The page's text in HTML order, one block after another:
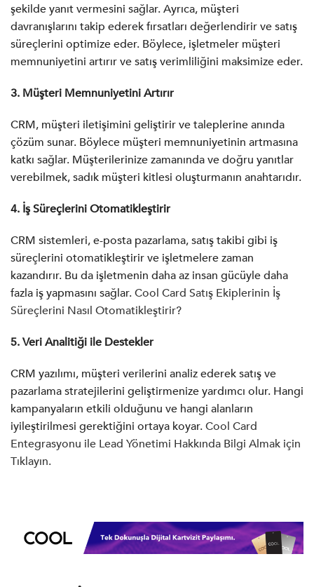
şekilde yanıt vermesini sağlar. Ayrıca, müşteri
davranışlarını takip ederek fırsatları değerlendirir ve satış
süreçlerini optimize eder. Böylece, işletmeler müşteri
memnuniyetini artırır ve satış verimliliğini maksimize eder.
3. Müşteri Memnuniyetini Artırır
CRM, müşteri iletişimini geliştirir ve taleplerine anında
çözüm sunar. Böylece müşteri memnuniyetinin artmasına
katkı sağlar. Müşterilerinize zamanında ve doğru yanıtlar
verebilmek, sadık müşteri kitlesi oluşturmanın anahtarıdır.
4. İş Süreçlerini Otomatikleştirir
CRM sistemleri, e-posta pazarlama, satış takibi gibi iş
süreçlerini otomatikleştirir ve işletmelere zaman
kazandırır. Bu da işletmenin daha az insan gücüyle daha
fazla iş yapmasını sağlar.Cool Card Satış Ekiplerinin İş
Süreçlerini Nasıl Otomatikleştirir?
5. Veri Analitiği ile Destekler
CRM yazılımı, müşteri verilerini analiz ederek satış ve
pazarlama stratejilerini geliştirmenize yardımcı olur. Hangi
kampanyaların etkili olduğunu ve hangi alanların
iyileştirilmesi gerektiğini ortaya koyar.Cool Card
Entegrasyonu ile Lead Yönetimi Hakkında Bilgi Almak için
Tıklayın.